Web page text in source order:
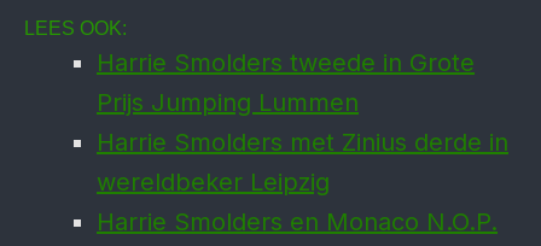
LEES OOK:
Harrie Smolders tweede in Grote
Prijs Jumping Lummen
Harrie Smolders met Zinius derde in
wereldbeker Leipzig
Harrie Smolders en Monaco N.O.P.